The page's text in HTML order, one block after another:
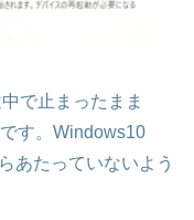
で止まったまま
す。Windows10
あたっていないよう